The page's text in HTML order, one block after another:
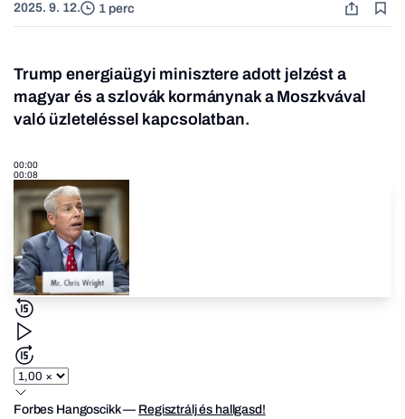
2025. 9. 12. 1 perc
Trump energiaügyi minisztere adott jelzést a
magyar és a szlovák kormánynak a Moszkvával
való üzleteléssel kapcsolatban.
00:00
00:08
Forbes Hangoscikk— Regisztrálj és hallgasd!